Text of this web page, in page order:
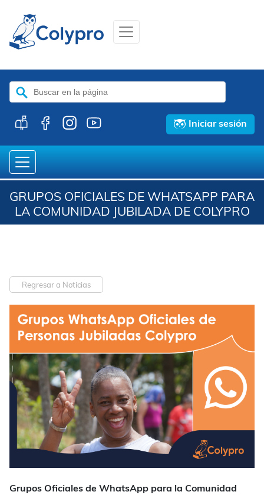
Buscar:
Iniciar sesión
GRUPOS OFICIALES DE WHATSAPP PARA
LA COMUNIDAD JUBILADA DE COLYPRO
Regresar a Noticias
Grupos Oficiales de WhatsApp para la Comunidad